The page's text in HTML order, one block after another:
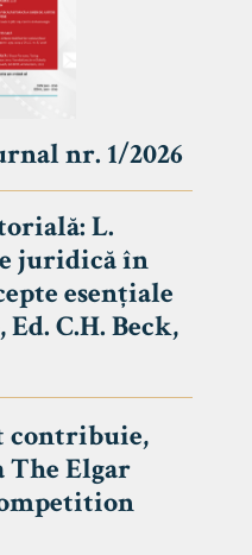
nr. 1/2026
L.
juridică în
esențiale
C.H. Beck,
contribuie,
The Elgar